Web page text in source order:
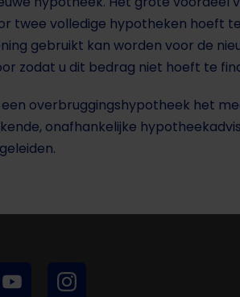
twee volledige hypotheken hoeft
gebruikt kan worden voor de
zodat u dit bedrag niet hoeft te
overbruggingshypotheek het
onafhankelijke